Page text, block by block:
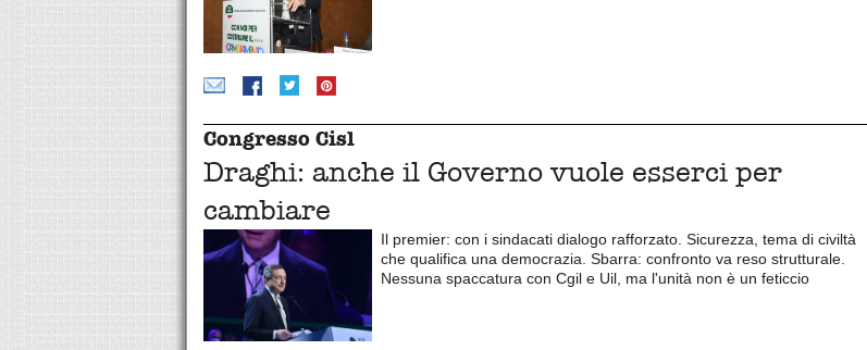
Congresso Cisl
Draghi: anche il Governo vuole esserci per
cambiare
Il premier: con i sindacati dialogo rafforzato. Sicurezza, tema di civiltà
che qualifica una democrazia. Sbarra: confronto va reso strutturale.
Nessuna spaccatura con Cgil e Uil, ma l'unità non è un feticcio